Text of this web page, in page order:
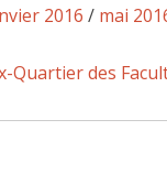
2016 / mai
Quartier des